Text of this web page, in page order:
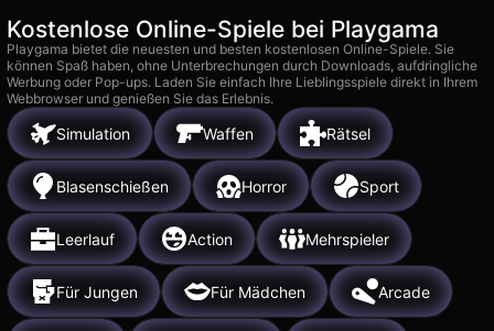
Kostenlose Online-Spiele bei Playgama
Playgama bietet die neuesten und besten kostenlosen Online-Spiele. Sie
können Spaß haben, ohne Unterbrechungen durch Downloads, aufdringliche
Werbung oder Pop-ups. Laden Sie einfach Ihre Lieblingsspiele direkt in Ihrem
Webbrowser und genießen Sie das Erlebnis.
Simulation Waffen Rätsel
Blasenschießen Horror Sport
Leerlauf Action Mehrspieler
Für Jungen Für Mädchen Arcade